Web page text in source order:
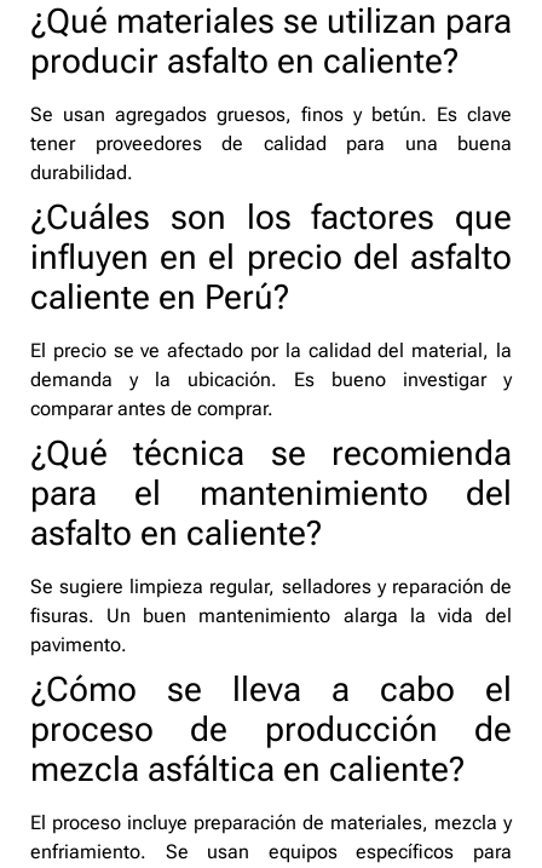
¿Qué materiales se utilizan para
producir asfalto en caliente?
Se usan agregados gruesos, finos y betún. Es clave
tener proveedores de calidad para una buena
durabilidad.
¿Cuáles son los factores que
influyen en el precio del asfalto
caliente en Perú?
El precio se ve afectado por la calidad del material, la
demanda y la ubicación. Es bueno investigar y
comparar antes de comprar.
¿Qué técnica se recomienda
para el mantenimiento del
asfalto en caliente?
Se sugiere limpieza regular, selladores y reparación de
fisuras. Un buen mantenimiento alarga la vida del
pavimento.
¿Cómo se lleva a cabo el
proceso de producción de
mezcla asfáltica en caliente?
El proceso incluye preparación de materiales, mezcla y
enfriamiento. Se usan equipos específicos para